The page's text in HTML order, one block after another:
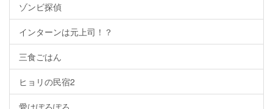
ゾンビ探偵
インターンは元上司！？
三食ごはん
ヒョリの民宿2
愛はぽろぽろ